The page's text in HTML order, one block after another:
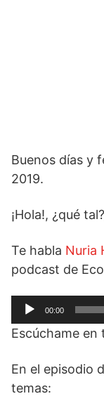
Buenos días y
2019.
¡Hola!, ¿qué
Te habla Nuria
podcast de
Reproductor
audio
00:00
Escúchame en
En el episodio
temas: